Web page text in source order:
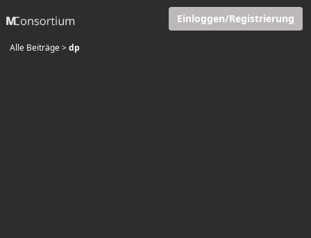
Einloggen/Registrierung
Alle Beiträge>dp